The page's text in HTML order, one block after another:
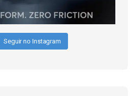
Seguir no Instagram